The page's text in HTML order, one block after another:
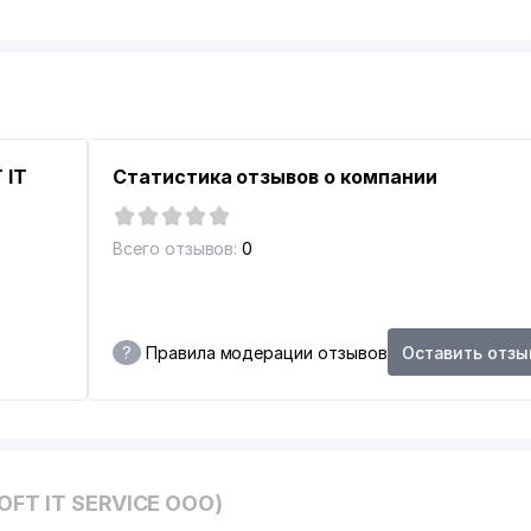
ОТДЕЛЕНИЕ
IT
Статистика отзывов о компании
Всего отзывов: 0
? Правила модерации отзывов Оставить
IT SERVICE ООО)